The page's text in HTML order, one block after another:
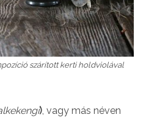
szárított kerti holdviolával
) , vagy más néven